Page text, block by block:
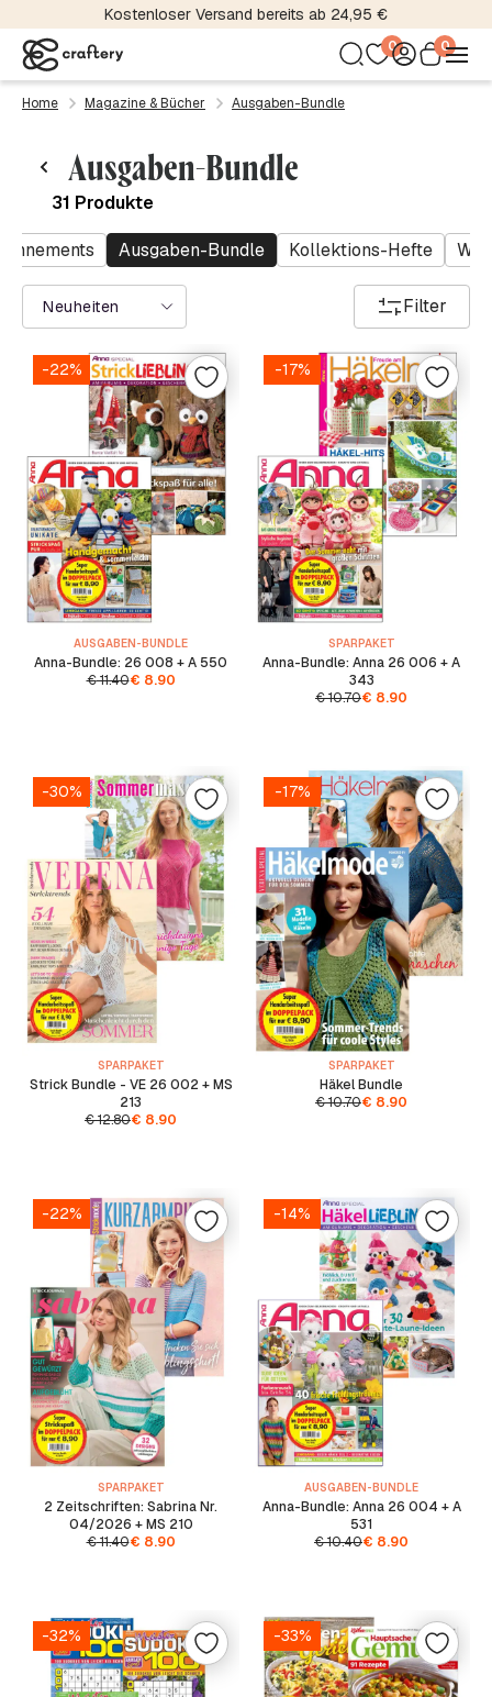
Kostenloser Versand bereits ab 24,95 €
0 0
Home Magazine & Bücher Ausgaben-Bundle
Ausgaben-Bundle
31 Produkte
Ausgaben-Bundle Kollektions-Hefte
Neuheiten Filter
-22%
AUSGABEN-BUNDLE
Anna-Bundle: 26 008 + A 550
€11.40€ 8.90
-17%
SPARPAKET
Anna-Bundle: Anna 26 006 + A
343
€10.70€ 8.90
-30%
SPARPAKET
Strick Bundle - VE 26 002 + MS
213
€12.80€ 8.90
-17%
SPARPAKET
Häkel Bundle
€10.70€ 8.90
-22%
SPARPAKET
2 Zeitschriften: Sabrina Nr.
04/2026 + MS 210
€11.40€ 8.90
-14%
AUSGABEN-BUNDLE
Anna-Bundle: Anna 26 004 + A
531
€10.40€ 8.90
-32% -33%